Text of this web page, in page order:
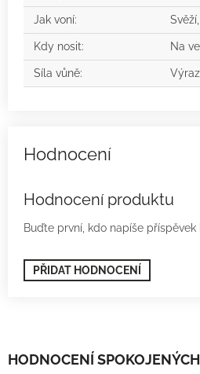
Jak voní:
Kdy nosit: Na
Síla vůně:
Hodnocení produktu
Buďte první, kdo napíše
PŘIDAT HODNOCENÍ
HODNOCENÍ